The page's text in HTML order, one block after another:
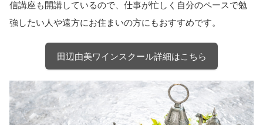
信講座も開講しているので、仕事が忙しく自分のペースで勉
強したい人や遠方にお住まいの方にもおすすめです。
田辺由美ワインスクール詳細はこちら